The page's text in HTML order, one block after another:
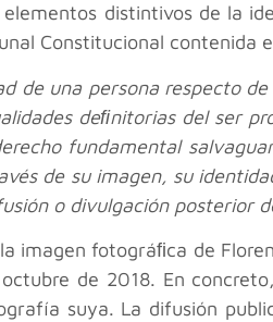
distintivos de la
Constitucional contenida
de una persona respecto
deﬁnitorias del ser
fundamental
de su imagen, su
o divulgación posterior
imagen fotográﬁca de
de 2018. En
suya. La difusión